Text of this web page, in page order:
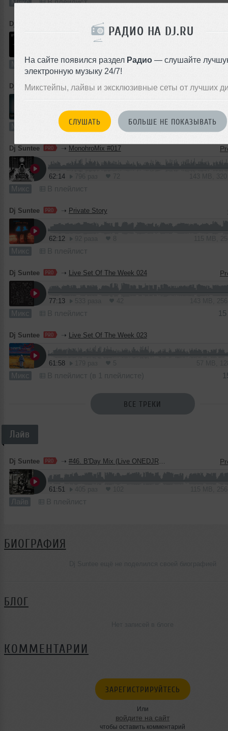
РАДИО НА DJ.RU
На сайте появился раздел Радио — слушайте
электронную музыку 24/7!
Микстейпы, лайвы и эксклюзивные сеты от лучших
СЛУШАТЬ БОЛЬШЕ НЕ ПОКАЗЫВАТЬ
Dj Suntee MonohroMix 020
Микс В плейлист (в 1 плейлисте)
Dj Suntee ➝ Live Set of The Week 026
59:49 47 111 MB,
Микс В плейлист
Dj Suntee ➝ MonohroMix #017
62:14
Микс В плейлист
Dj Suntee ➝ Private Story
62:12
Микс В плейлист
Dj Suntee ➝ Live Set Of The Week 024
77:13
Микс В плейлист
Dj Suntee ➝ Live Set Of The Week 023
61:58
Микс В плейлист (в 1 плейлисте)
ВСЕ ТРЕКИ
Лайв
Dj Suntee ➝ #46. B'Day Mix (Live ONEDJRADIO 23.04.2026)
61:51
Лайв В плейлист
БИОГРАФИЯ
БЛОГ
КОММЕНТАРИИ
ЗАРЕГИСТРИРУЙТЕСЬ
Или
войдите на сайт
чтобы оставить комментарий